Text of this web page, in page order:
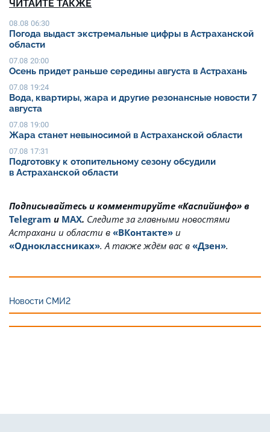
ЧИТАЙТЕ ТАКЖЕ
08.08 06:30
Погода выдаст экстремальные цифры в Астраханской
области
07.08 20:00
Осень придет раньше середины августа в Астрахань
07.08 19:24
Вода, квартиры, жара и другие резонансные новости 7
августа
07.08 19:00
Жара станет невыносимой в Астраханской области
07.08 17:31
Подготовку к отопительному сезону обсудили
в Астраханской области
Подписывайтесь и комментируйте «Каспийинфо» в
Telegram и MAX. Cледите за главными новостями
Астрахани и области в «ВКонтакте» и
«Одноклассниках». А также ждём вас в «Дзен».
Новости СМИ2